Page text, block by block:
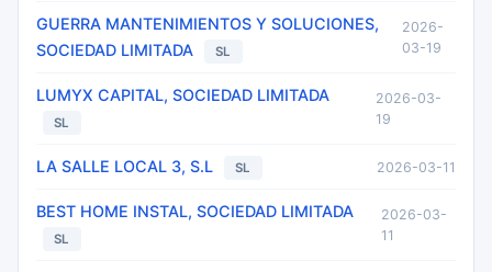
GUERRA MANTENIMIENTOS Y SOLUCIONES,
SOCIEDAD LIMITADA
SL
2026-
03-19
LUMYX CAPITAL, SOCIEDAD LIMITADA
SL
2026-03-
19
LA SALLE LOCAL 3, S.L SL 2026-03-11
BEST HOME INSTAL, SOCIEDAD LIMITADA
SL
2026-03-
11